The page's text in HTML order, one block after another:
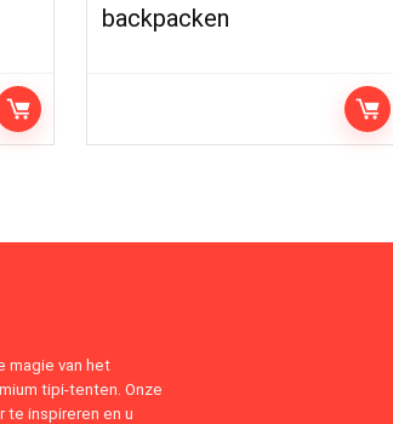
backpacken
magie van het
tipi-tenten. Onze
te inspireren en u